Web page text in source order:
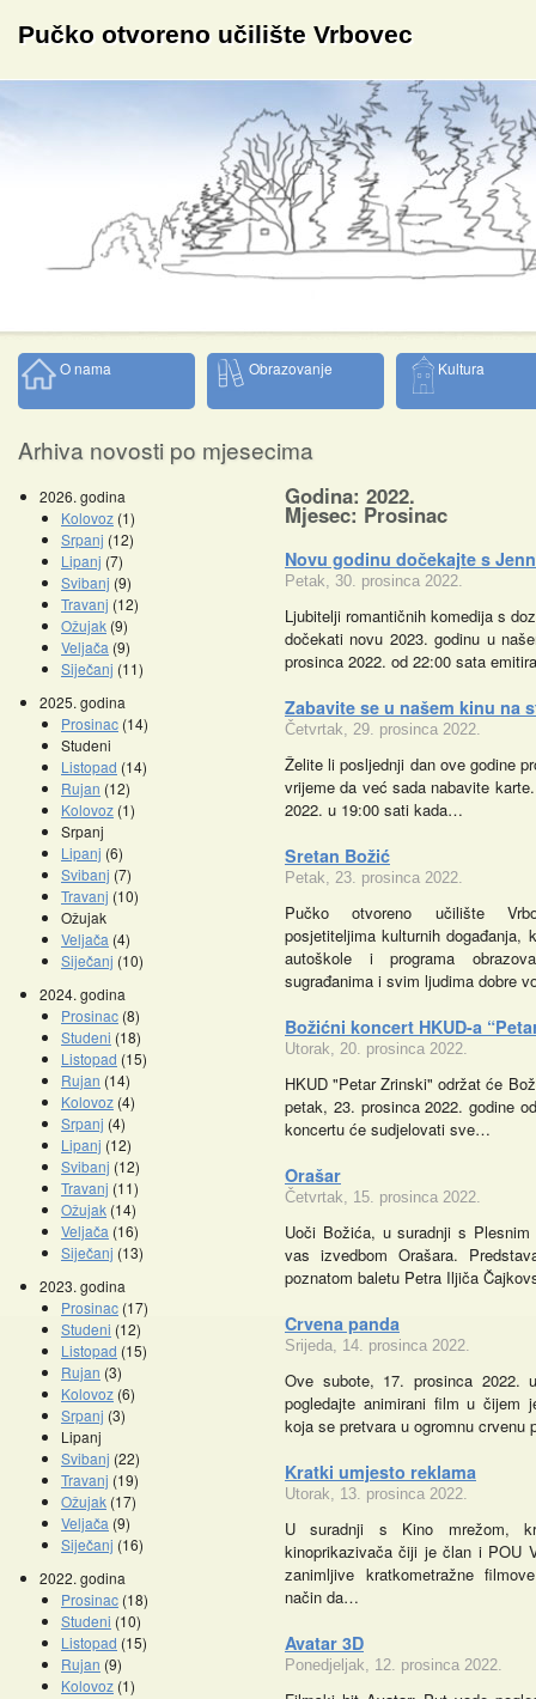
Pučko otvoreno učilište Vrbovec
O nama Obrazovanje Kultura
Arhiva novosti po mjesecima
2026. godina
Kolovoz (1)
Srpanj (12)
Lipanj (7)
Svibanj (9)
Travanj (12)
Ožujak (9)
Veljača (9)
Siječanj (11)
2025. godina
Prosinac (14)
Studeni
Listopad (14)
Rujan (12)
Kolovoz (1)
Srpanj
Lipanj (6)
Svibanj (7)
Travanj (10)
Ožujak
Veljača (4)
Siječanj (10)
2024. godina
Prosinac (8)
Studeni (18)
Listopad (15)
Rujan (14)
Kolovoz (4)
Srpanj (4)
Lipanj (12)
Svibanj (12)
Travanj (11)
Ožujak (14)
Veljača (16)
Siječanj (13)
2023. godina
Prosinac (17)
Studeni (12)
Listopad (15)
Rujan (3)
Kolovoz (6)
Srpanj (3)
Lipanj
Svibanj (22)
Travanj (19)
Ožujak (17)
Veljača (9)
Siječanj (16)
2022. godina
Prosinac (18)
Studeni (10)
Listopad (15)
Rujan (9)
Kolovoz (1)
Godina: 2022.
Mjesec: Prosinac
Novu godinu dočekajte s
Petak, 30. prosinca 2022.
Ljubitelji romantičnih komedija s
dočekati novu 2023. godinu u
prosinca 2022. od 22:00 sata
Zabavite se u našem kinu na
Četvrtak, 29. prosinca 2022.
Želite li posljednji dan ove godine
vrijeme da već sada nabavite
2022. u 19:00 sati kada…
Sretan Božić
Petak, 23. prosinca 2022.
Pučko otvoreno učilište
posjetiteljima kulturnih događanja,
autoškole i programa
sugrađanima i svim ljudima dobre
Božićni koncert HKUD-a
Utorak, 20. prosinca 2022.
HKUD "Petar Zrinski" održat će
petak, 23. prosinca 2022. godine
koncertu će sudjelovati sve…
Orašar
Četvrtak, 15. prosinca 2022.
Uoči Božića, u suradnji s
vas izvedbom Orašara.
poznatom baletu Petra Iljiča
Crvena panda
Srijeda, 14. prosinca 2022.
Ove subote, 17. prosinca 2022.
pogledajte animirani film u čijem
koja se pretvara u ogromnu crvenu
Kratki umjesto reklama
Utorak, 13. prosinca 2022.
U suradnji s Kino mrežom,
kinoprikazivača čiji je član i POU
zanimljive kratkometražne
način da…
Avatar 3D
Ponedjeljak, 12. prosinca 2022.
Promocije knjiga